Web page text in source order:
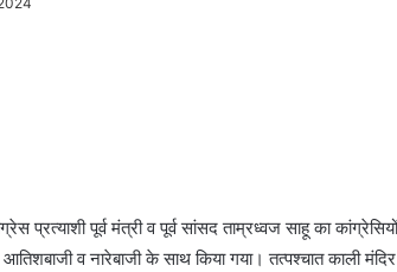
प्रत्याशी पूर्व मंत्री व पूर्व सांसद ताम्रध्वज साहू का
व नारेबाजी के साथ किया गया। तत्पश्चात काली